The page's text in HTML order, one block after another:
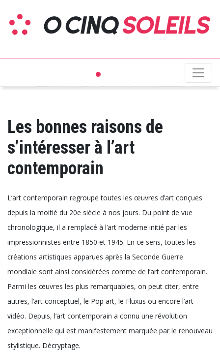
Le Palmarès Des Œuvres D’art
Contemporain Les Plus
Chères Au Monde
Les bonnes raisons de
s’intéresser à l’art
contemporain